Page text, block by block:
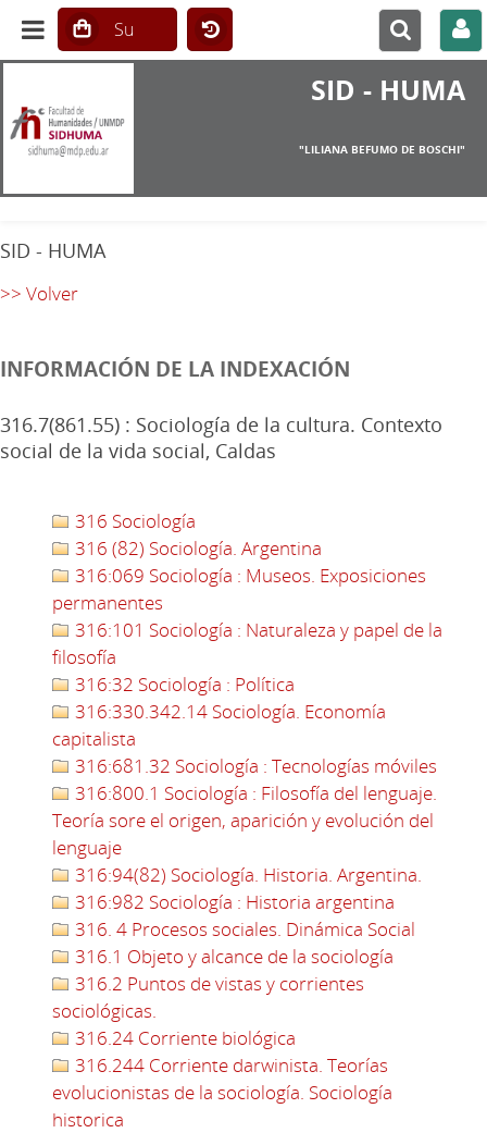
SID - HUMA
"LILIANA BEFUMO DE BOSCHI"
SID - HUMA
>> Volver
INFORMACIÓN DE LA INDEXACIÓN
316.7(861.55) : Sociología de la cultura. Contexto
social de la vida social, Caldas
316 Sociología
316 (82) Sociología. Argentina
316:069 Sociología : Museos. Exposiciones
permanentes
316:101 Sociología : Naturaleza y papel de la
filosofía
316:32 Sociología : Política
316:330.342.14 Sociología. Economía
capitalista
316:681.32 Sociología : Tecnologías móviles
316:800.1 Sociología : Filosofía del lenguaje.
Teoría sore el origen, aparición y evolución del
lenguaje
316:94(82) Sociología. Historia. Argentina.
316:982 Sociología : Historia argentina
316. 4 Procesos sociales. Dinámica Social
316.1 Objeto y alcance de la sociología
316.2 Puntos de vistas y corrientes
sociológicas.
316.24 Corriente biológica
316.244 Corriente darwinista. Teorías
evolucionistas de la sociología. Sociología
historica